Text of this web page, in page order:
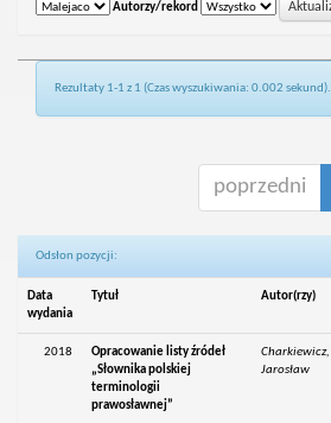
Autorzy/rekord
Rezultaty 1-1 z 1 (Czas wyszukiwania: 0.002 sekund).
poprzedni
Odsłon pozycji:
Data
wydania
Tytuł Autor(rzy)
2018
Opracowanie listy źródeł
„Słownika polskiej
terminologii
prawosławnej”
Charkiewicz,
Jarosław